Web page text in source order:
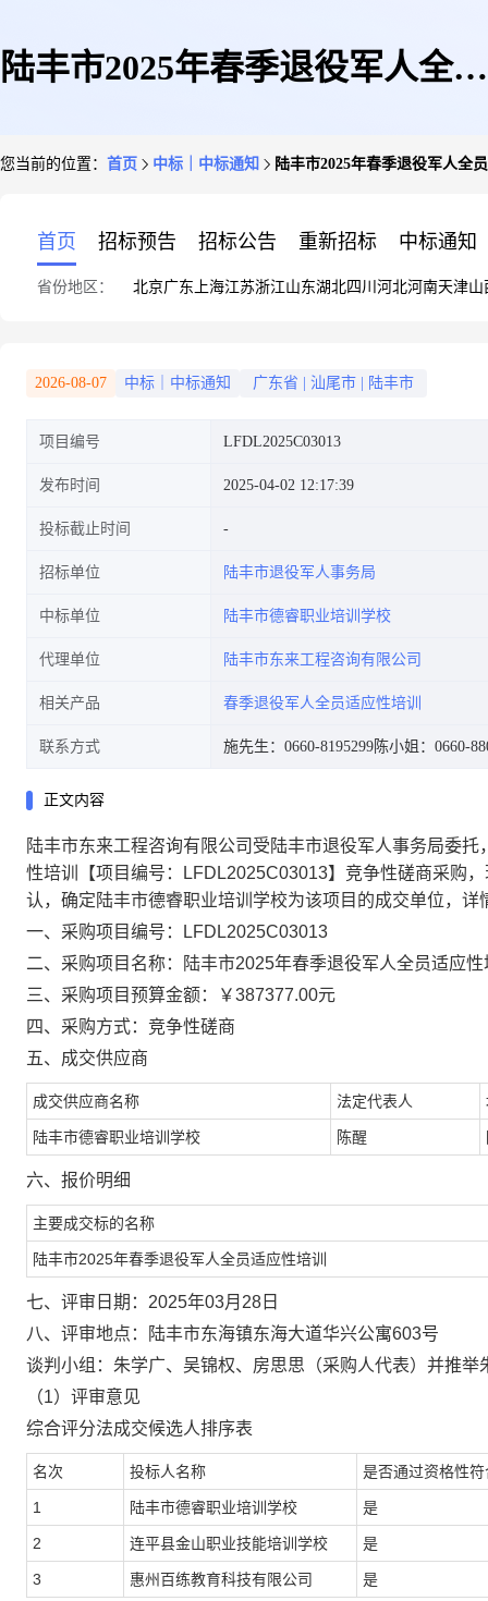
陆丰市2025年春季退役军人全员
您当前的位置： 首页 中标｜中标通知 陆丰市2025年春季退役军人全
首页 招标预告 招标公告 重新招标 中标通知
省份地区： 北京广东 上海江苏浙江山东湖北四川 河北河南天津山
2026-08-07 中标｜中标通知 广东省 汕尾市 陆丰市
项目编号 LFDL2025C03013
发布时间 2025-04-02 12:17:39
投标截止时间
招标单位 陆丰市退役军人事务局
中标单位 陆丰市德睿职业培训学校
代理单位 陆丰市东来工程咨询有限公司
相关产品 春季退役军人全员适应性培训
联系方式 施先生：0660-8195299陈小姐：0660-
正文内容
陆丰市东来工程咨询有限公司受陆丰市退役军人事务局委
性培训【项目编号：LFDL2025C03013】竞争性磋商采购
认，确定陆丰市德睿职业培训学校为该项目的成交单位，详
一、采购项目编号：LFDL2025C03013
二、采购项目名称：陆丰市2025年春季退役军人全员适应性
三、采购项目预算金额：￥387377.00元
四、采购方式：竞争性磋商
五、成交供应商
成交供应商名称 法定代表人
陆丰市德睿职业培训学校 陈醒
六、报价明细
主要成交标的名称
陆丰市2025年春季退役军人全员适应性培训
七、评审日期：2025年03月28日
八、评审地点：陆丰市东海镇东海大道华兴公寓603号
谈判小组：朱学广、吴锦权、房思思（采购人代表）并推
（1）评审意见
综合评分法成交候选人排序表
名次 投标人名称 是否通过资格性
1 陆丰市德睿职业培训学校 是
2 连平县金山职业技能培训学校 是
3 惠州百练教育科技有限公司 是